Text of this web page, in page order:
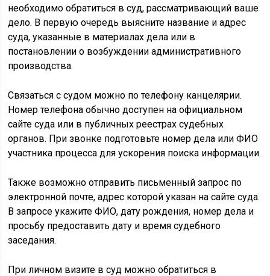
необходимо обратиться в суд, рассматривающий ваше
дело. В первую очередь выясните название и адрес
суда, указанные в материалах дела или в
постановлении о возбуждении административного
производства.
Связаться с судом можно по телефону канцелярии.
Номер телефона обычно доступен на официальном
сайте суда или в публичных реестрах судебных
органов. При звонке подготовьте номер дела или ФИО
участника процесса для ускорения поиска информации.
Также возможно отправить письменный запрос по
электронной почте, адрес которой указан на сайте суда.
В запросе укажите ФИО, дату рождения, номер дела и
просьбу предоставить дату и время судебного
заседания.
При личном визите в суд можно обратиться в